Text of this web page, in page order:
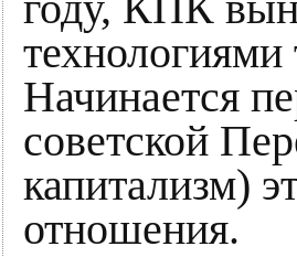
Начинается
советской
капитализм)
отношения.